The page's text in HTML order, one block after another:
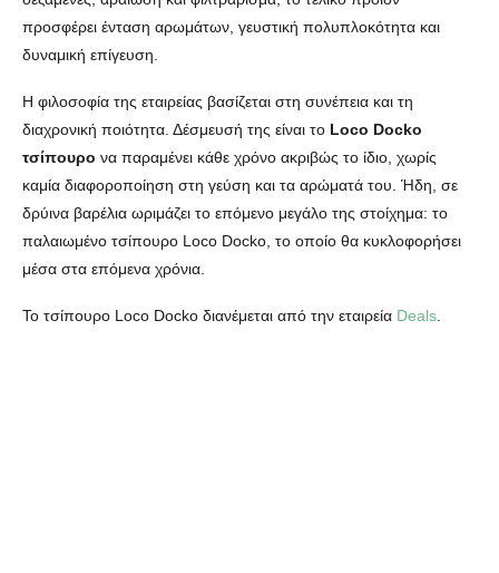
προσφέρει ένταση αρωμάτων, γευστική πολυπλοκότητα και
δυναμική επίγευση.
Η φιλοσοφία της εταιρείας βασίζεται στη συνέπεια και τη
διαχρονική ποιότητα. Δέσμευσή της είναι το Loco Docko
τσίπουρο να παραμένει κάθε χρόνο ακριβώς το ίδιο, χωρίς
καμία διαφοροποίηση στη γεύση και τα αρώματά του. Ήδη, σε
δρύινα βαρέλια ωριμάζει το επόμενο μεγάλο της στοίχημα: το
παλαιωμένο τσίπουρο Loco Docko, το οποίο θα κυκλοφορήσει
μέσα στα επόμενα χρόνια.
To τσίπουρο Loco Docko διανέμεται από την εταιρεία Deals